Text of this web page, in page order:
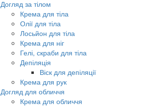
Догляд за тілом
Крема для тіла
Олії для тіла
Лосьйон для тіла
Крема для ніг
Гелі, скраби для тіла
Депіляція
Віск для депіляції
Крема для рук
Догляд для обличчя
Крема для обличчя